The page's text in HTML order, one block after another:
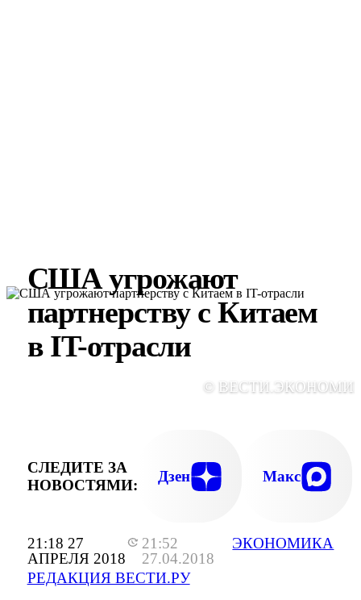
21:18 27
АПРЕЛЯ 2018
21:52
27.04.2018
РЕДАКЦИЯ ВЕСТИ.РУ
ЭКОНОМИКА
США угрожают
партнерству c Китаем
в IT-отрасли
©
СЛЕДИТЕ ЗА
НОВОСТЯМИ:
Дзен Макс